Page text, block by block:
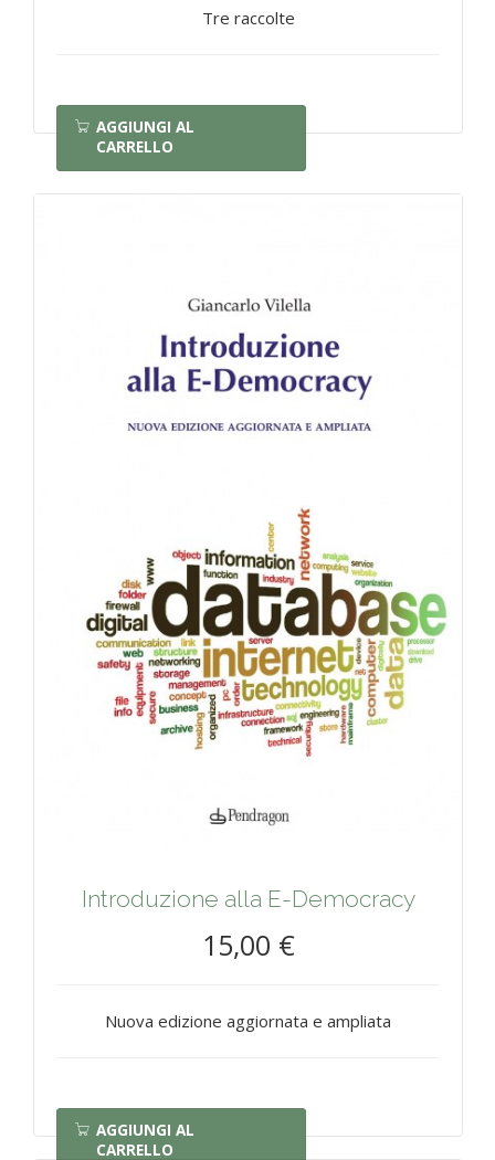
Tre raccolte
AGGIUNGI AL
CARRELLO
Introduzione alla E-Democracy
15,00 €
Nuova edizione aggiornata e ampliata
AGGIUNGI AL
CARRELLO